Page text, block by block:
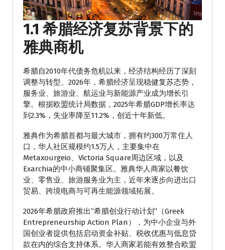
1.1 希腊经济复苏背景下的
雅典商机
希腊自2010年代债务危机以来，经济结构经历了深刻
调整与转型。2026年，希腊经济呈现稳健复苏态势，
服务业、旅游业、航运业与新能源产业成为增长引
擎。根据欧盟统计局数据，2025年希腊GDP增长率达
到2.3%，失业率降至11.2%，创近十年新低。
雅典作为希腊首都与最大城市，拥有约300万常住人
口，华人社区规模约1.5万人，主要集中在
Metaxourgeio、Victoria Square周边区域，以及
Exarchia的中小商铺聚集区。雅典华人商家以餐饮
业、零售业、旅游服务业为主，近年来逐步向进出口
贸易、跨境电商与可再生能源领域拓展。
2026年希腊政府推出”希腊创业行动计划”（Greek
Entrepreneurship Action Plan），为中小企业与外
国创业者提供包括启动资金补贴、税收优惠与低息贷
款在内的综合支持体系。华人商家若能有效整合欧盟